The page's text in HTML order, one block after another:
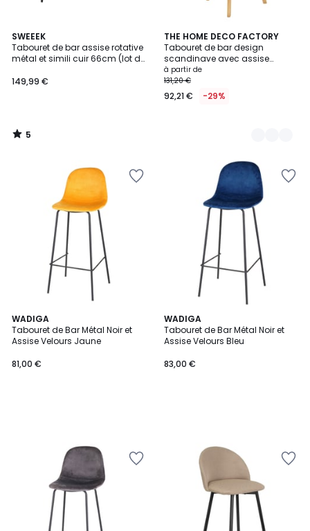
SWEEEK
Tabouret de bar assise rotative
métal et simili cuir 66cm (lot de
149,99 €
5
/
5
5
/
THE HOME DECO FACTORY
Tabouret de bar design
scandinave avec assise
rembourrée
à partir de
131,20 €
92,21 € -29%
2
Couleurs
WADIGA
Tabouret de Bar Métal Noir et
Assise Velours Jaune
81,00 €
WADIGA
Tabouret de Bar Métal Noir et
Assise Velours Bleu
83,00 €